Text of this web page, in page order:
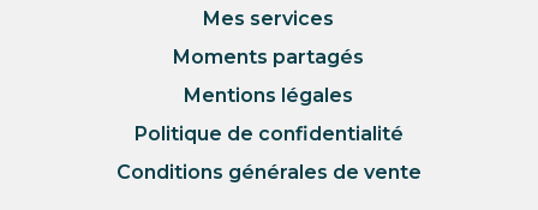
Mes services
Moments partagés
Mentions légales
Politique de confidentialité
Conditions générales de vente